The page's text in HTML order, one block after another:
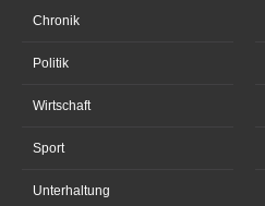
Chronik
Politik
Wirtschaft
Sport
Unterhaltung